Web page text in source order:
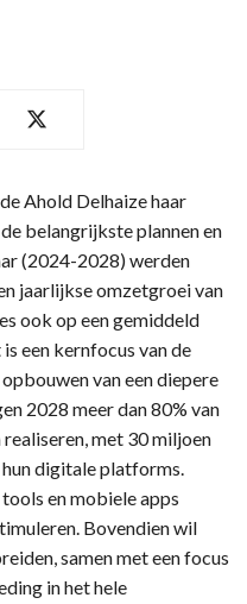
Ahold Delhaize haar
belangrijkste plannen en
(2024-2028) werden
jaarlijkse omzetgroei van
ook op een gemiddeld
een kernfocus van de
van een diepere
2028 meer dan 80% van
met 30 miljoen
digitale platforms.
en mobiele apps
Bovendien wil
samen met een focus
in het hele